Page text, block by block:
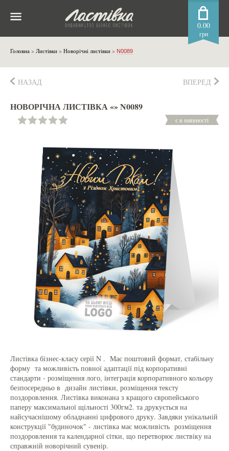
0.00
грн
Головна > Листівки > Новорічні листівки > N0089
НАЗАД ВПЕРЕД
НОВОРІЧНА ЛИСТІВКА «» N0089
є в наявності
Листівка бізнес-класу серії N . Має поштовий формат, стабільну
форму та можливість повної адаптації під корпоративні
стандарти - розміщення лого, інтеграція корпоративного кольору
безпосередньо в дизайн листівки, розміщення тексту
поздоровлення. Листівка виконана з кращого європейського
паперу максимальної щільності 300гм2. та друкується на
найсучаснішому обладнанні цифрового друку. Завдяки унікальній
конструкції "будиночок" - листівка має можливість розміщення
поздоровлення та календарної сітки, що перетворює листвіку на
справжній новорічний сувенір.